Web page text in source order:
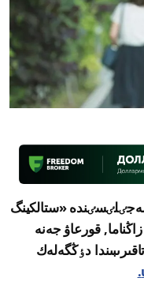
«ستالكينگ
قورعاۋ جەنە
دٶڭگەلەك